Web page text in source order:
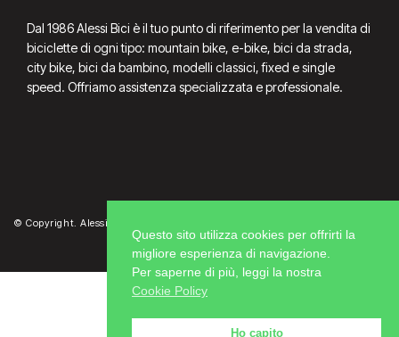
Dal 1986 Alessi Bici è il tuo punto di riferimento per la vendita di
biciclette di ogni tipo: mountain bike, e-bike, bici da strada,
city bike, bici da bambino, modelli classici, fixed e single
speed. Offriamo assistenza specializzata e professionale.
© Copyright. Alessi Bici P.Iva 02391470362
Questo sito utilizza cookies per offrirti la
migliore esperienza di navigazione.
Per saperne di più, leggi la nostra
Cookie Policy
Ho capito